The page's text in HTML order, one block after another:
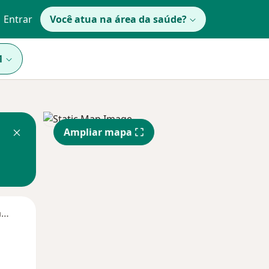
Entrar Você atua na área da saúde?
Segunda-feira
Ampliar mapa